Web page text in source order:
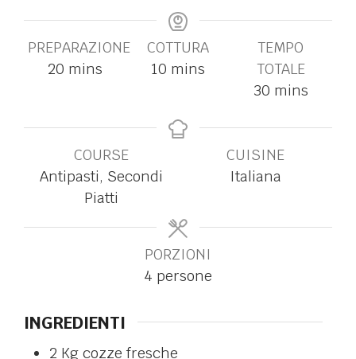
PREPARAZIONE
20 mins
COTTURA
10 mins
TEMPO
TOTALE
30 mins
COURSE
Antipasti, Secondi
Piatti
CUISINE
Italiana
PORZIONI
4 persone
INGREDIENTI
2 Kg cozze fresche